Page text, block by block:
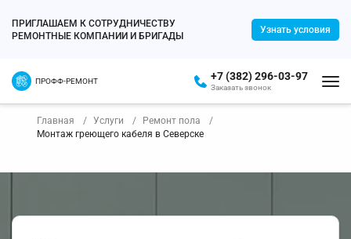
ПРИГЛАШАЕМ К СОТРУДНИЧЕСТВУ
РЕМОНТНЫЕ КОМПАНИИ И БРИГАДЫ
Узнать условия
ПРОФФ-РЕМОНТ +7 (382) 296-03-97
Заказать звонок
Главная Услуги
Ремонт пола
Монтаж греющего кабеля в Северске